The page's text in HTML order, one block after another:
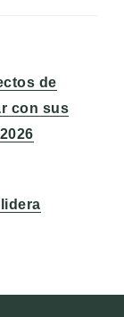
de
con sus